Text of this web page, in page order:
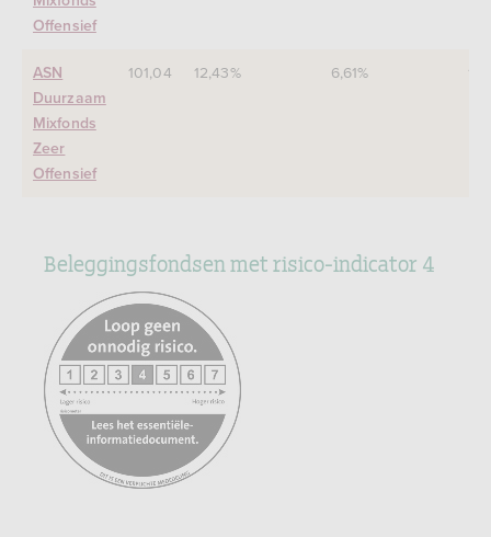
Offensief
ASN
Duurzaam
Mixfonds
Zeer
Offensief
101,04 12,43% 6,61%
Beleggingsfondsen met risico-indicator 4
https://www.afm.nl/nl-
nl/sector/themas/dienstverlening-
aan-
consumenten/informatieverstrekking/essentiele-
informatiedocument-
eid